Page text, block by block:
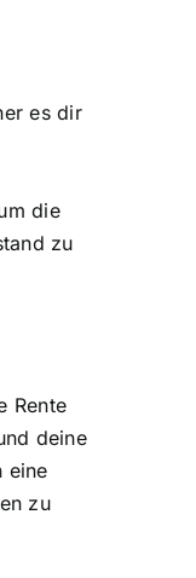
es dir
die
zu
Rente
deine
eine
zu